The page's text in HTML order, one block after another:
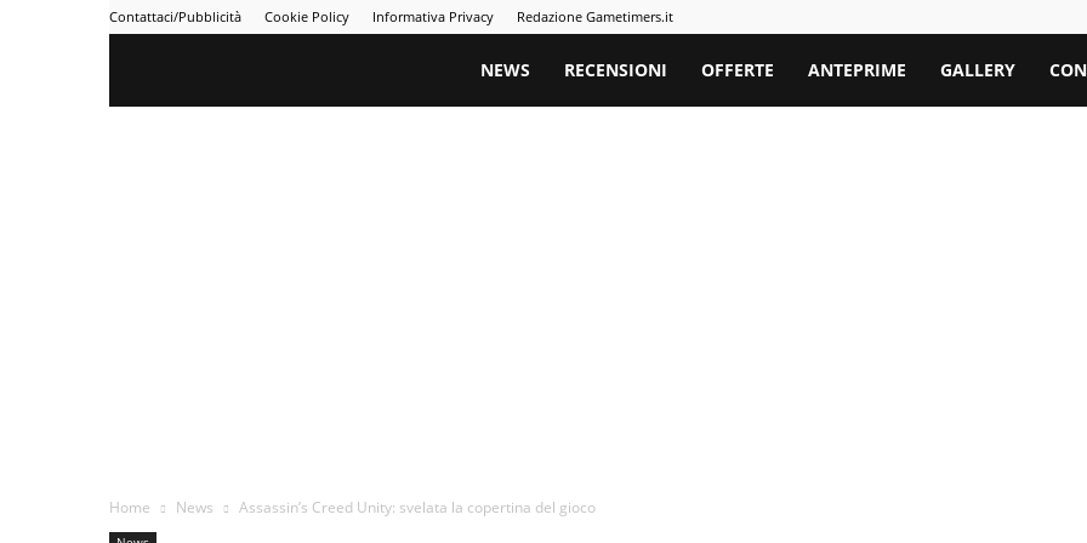
Contattaci/Pubblicità Cookie Policy Informativa Privacy Redazione Gametimers.it
Gametimers
NEWS RECENSIONI OFFERTE ANTEPRIME GALLERY
Home News Assassin’s Creed Unity: svelata la copertina del gioco